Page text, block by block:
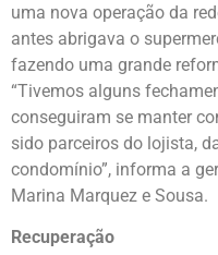
uma nova operação da
antes abrigava o
fazendo uma grande
“Tivemos alguns
conseguiram se manter
sido parceiros do lojista,
condomínio”, informa a
Marina Marquez e Sousa.
Recuperação